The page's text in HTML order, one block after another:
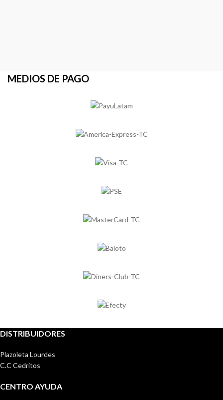
MEDIOS DE PAGO
DISTRIBUIDORES
Plazoleta Lourdes
C.C Cedritos
CENTRO AYUDA